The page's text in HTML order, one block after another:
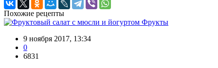
Похожие рецепты
Фрукты
9 ноября 2017, 13:34
0
6831